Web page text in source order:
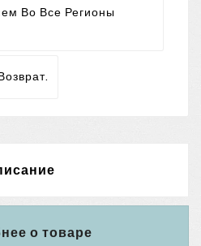
Во Все Регионы
о товаре